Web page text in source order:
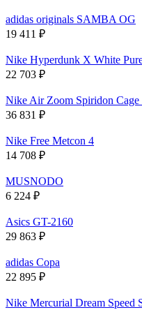
adidas originals SAMBA OG
19 411 ₽
Nike Hyperdunk X White
22 703 ₽
Nike Air Zoom Spiridon Cage
36 831 ₽
Nike Free Metcon 4
14 708 ₽
MUSNODO
6 224 ₽
Asics GT-2160
29 863 ₽
adidas Copa
22 895 ₽
Nike Mercurial Dream Speed